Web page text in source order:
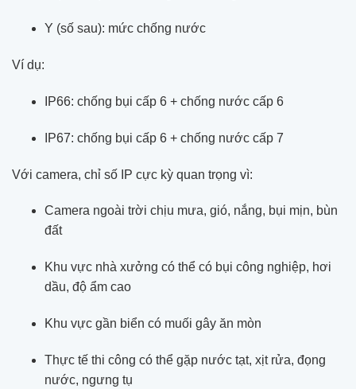
Y (số sau): mức chống nước
Ví dụ:
IP66: chống bụi cấp 6 + chống nước cấp 6
IP67: chống bụi cấp 6 + chống nước cấp 7
Với camera, chỉ số IP cực kỳ quan trọng vì:
Camera ngoài trời chịu mưa, gió, nắng, bụi mịn, bùn
đất
Khu vực nhà xưởng có thể có bụi công nghiệp, hơi
dầu, độ ẩm cao
Khu vực gần biển có muối gây ăn mòn
Thực tế thi công có thể gặp nước tạt, xịt rửa, đọng
nước, ngưng tụ